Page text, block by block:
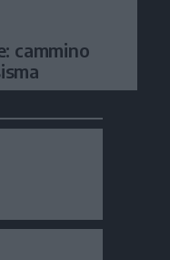
cammino